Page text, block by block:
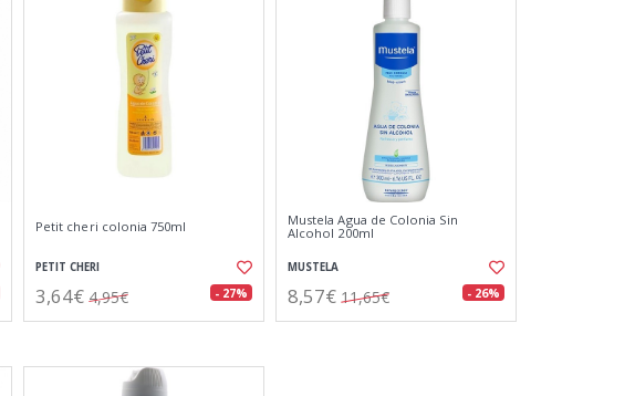
Petit cheri colonia 750ml
PETIT CHERI
3,64€ 4,95€ - 27%
Mustela Agua de Colonia Sin
Alcohol 200ml
MUSTELA
8,57€ 11,65€ - 26%